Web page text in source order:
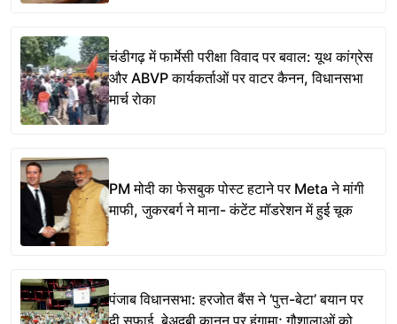
चंडीगढ़ में फार्मेसी परीक्षा विवाद पर बवाल: यूथ कांग्रेस
और ABVP कार्यकर्ताओं पर वाटर कैनन, विधानसभा
मार्च रोका
PM मोदी का फेसबुक पोस्ट हटाने पर Meta ने मांगी
माफी, जुकरबर्ग ने माना- कंटेंट मॉडरेशन में हुई चूक
पंजाब विधानसभा: हरजोत बैंस ने ‘पुत्त-बेटा’ बयान पर